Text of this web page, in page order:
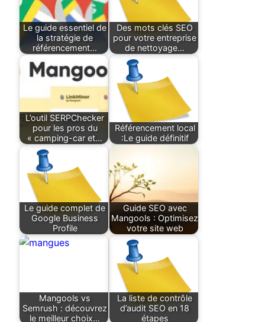
Le guide essentiel de
la stratégie de
référencement…
Des mots clés SEO
pour votre entreprise
de nettoyage…
L’outil SERPChecker
pour les pros du
« camping-car et…
Référencement local
:Le guide définitif
Le guide complet de
Google Business
Profile
Guide SEO avec
Mangools : Optimisez
votre site web
Mangools vs
Semrush : découvrez
le meilleur choix…
La liste de contrôle
d’audit SEO en 18
étapes